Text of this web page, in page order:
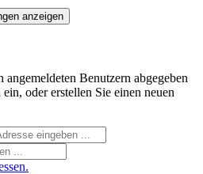
anzeigen
Benutzern abgegeben
oder erstellen Sie einen neuen